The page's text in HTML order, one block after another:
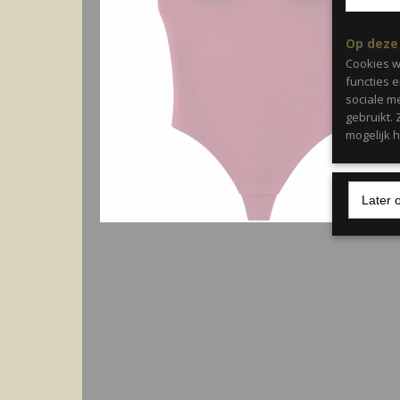
Op
Cookies
functies
sociale
gebruikt.
mogelijk
Later